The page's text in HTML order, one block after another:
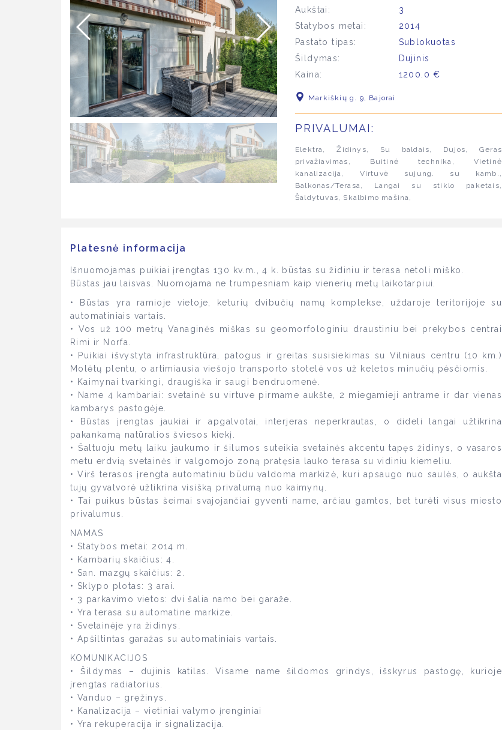
Aukštai:
3
Statybos metai:
2014
Pastato tipas:
Sublokuotas
Šildymas:
Dujinis
Kaina:
1200.0 €
Markiškių g. 9, Bajorai
PRIVALUMAI:
Elektra, Židinys, Su baldais, Dujos, Geras
privažiavimas, Buitinė technika, Vietinė
kanalizacija, Virtuvė sujung. su kamb.,
Balkonas/Terasa, Langai su stiklo paketais,
Šaldytuvas, Skalbimo mašina,
Platesnė informacija
Išnuomojamas puikiai įrengtas 130 kv.m., 4 k. būstas su židiniu ir terasa netoli miško.
Būstas jau laisvas. Nuomojama ne trumpesniam kaip vienerių metų laikotarpiui.
• Būstas yra ramioje vietoje, keturių dvibučių namų komplekse, uždaroje teritorijoje su
automatiniais vartais.
• Vos už 100 metrų Vanaginės miškas su geomorfologiniu draustiniu bei prekybos centrai
Rimi ir Norfa.
• Puikiai išvystyta infrastruktūra, patogus ir greitas susisiekimas su Vilniaus centru (10 km.)
Molėtų plentu, o artimiausia viešojo transporto stotelė vos už keletos minučių pėsčiomis.
• Kaimynai tvarkingi, draugiška ir saugi bendruomenė.
• Name 4 kambariai: svetainė su virtuve pirmame aukšte, 2 miegamieji antrame ir dar vienas
kambarys pastogėje.
• Būstas įrengtas jaukiai ir apgalvotai, interjeras neperkrautas, o dideli langai užtikrina
pakankamą natūralios šviesos kiekį.
• Šaltuoju metų laiku jaukumo ir šilumos suteikia svetainės akcentu tapęs židinys, o vasaros
metu erdvią svetainės ir valgomojo zoną pratęsia lauko terasa su vidiniu kiemeliu.
• Virš terasos įrengta automatiniu būdu valdoma markizė, kuri apsaugo nuo saulės, o aukšta
tujų gyvatvorė užtikrina visišką privatumą nuo kaimynų.
• Tai puikus būstas šeimai svajojančiai gyventi name, arčiau gamtos, bet turėti visus miesto
privalumus.
NAMAS
• Statybos metai: 2014 m.
• Kambarių skaičius: 4.
• San. mazgų skaičius: 2.
• Sklypo plotas: 3 arai.
• 3 parkavimo vietos: dvi šalia namo bei garaže.
• Yra terasa su automatine markize.
• Svetainėje yra židinys.
• Apšiltintas garažas su automatiniais vartais.
KOMUNIKACIJOS
• Šildymas – dujinis katilas. Visame name šildomos grindys, išskyrus pastogę, kurioje
įrengtas radiatorius.
• Vanduo – gręžinys.
• Kanalizacija – vietiniai valymo įrenginiai
• Yra rekuperacija ir signalizacija.